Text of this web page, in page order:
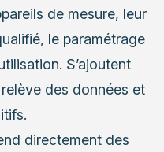
de mesure, leur
le paramétrage
S’ajoutent
des données et
directement des